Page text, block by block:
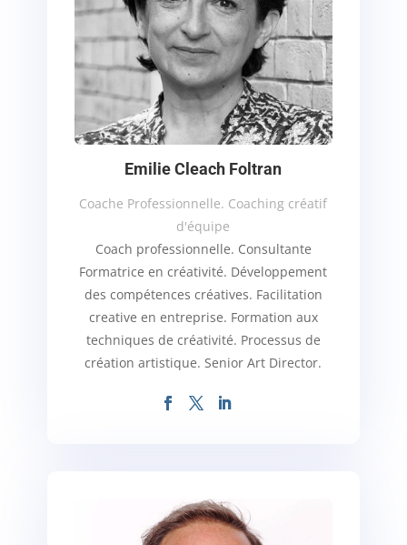
Emilie Cleach Foltran
Coache Professionnelle. Coaching créatif
d'équipe
Coach professionnelle. Consultante
Formatrice en créativité. Développement
des compétences créatives. Facilitation
creative en entreprise. Formation aux
techniques de créativité. Processus de
création artistique. Senior Art Director.